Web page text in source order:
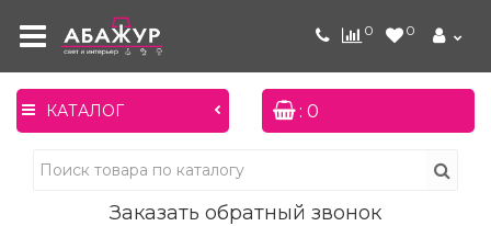
0 0
КАТАЛОГ : 0
Заказать обратный звонок